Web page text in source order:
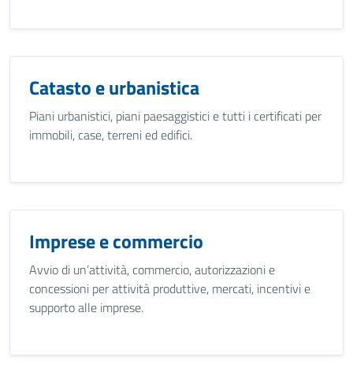
Catasto e urbanistica
Piani urbanistici, piani paesaggistici e tutti i certificati per
immobili, case, terreni ed edifici.
Imprese e commercio
Avvio di un’attività, commercio, autorizzazioni e
concessioni per attività produttive, mercati, incentivi e
supporto alle imprese.